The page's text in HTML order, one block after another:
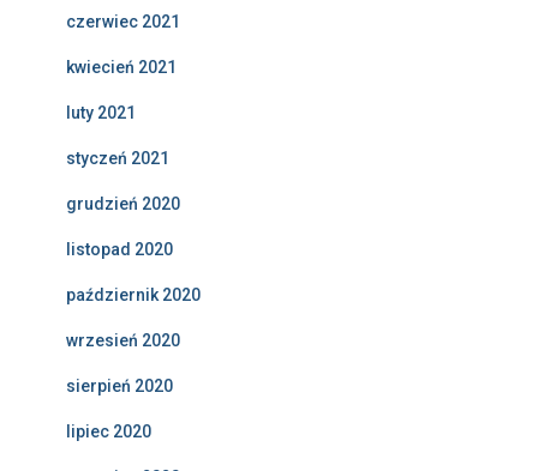
czerwiec 2021
kwiecień 2021
luty 2021
styczeń 2021
grudzień 2020
listopad 2020
październik 2020
wrzesień 2020
sierpień 2020
lipiec 2020